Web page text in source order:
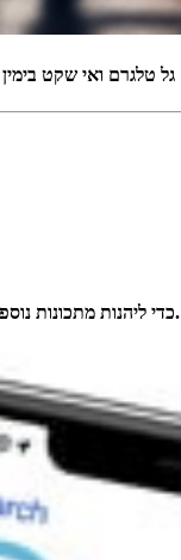
גל טלגרם ואי שקט
כדי ליהנות מתכונות נוספות ולתמוך בנו, אנא הורד את האפליקציה שלנו.